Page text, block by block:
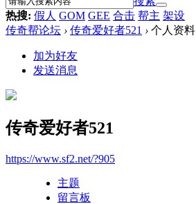
热搜: 假人 GOM GEE 合击 帮主 架设
传奇帮论坛 › 传奇爱好者521 › 个人资料
加为好友
发送消息
传奇爱好者521
https://www.sf2.net/?905
主题
留言板